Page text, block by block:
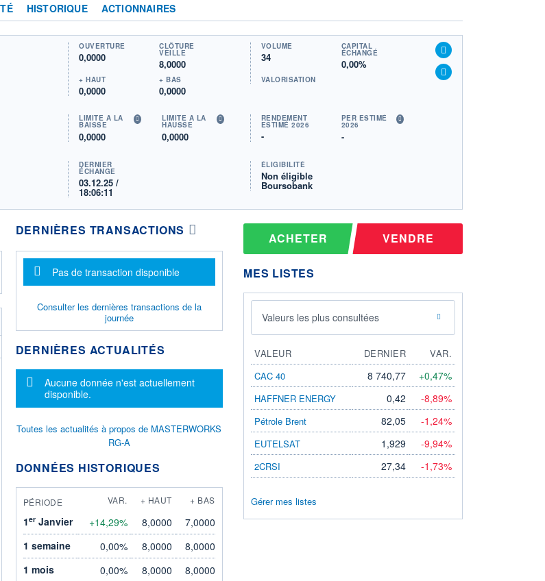
HISTORIQUE ACTIONNAIRES
OUVERTURE
0,0000
CLÔTURE
VEILLE
8,0000
+ HAUT
0,0000
+ BAS
0,0000
VOLUME
34
CAPITAL
ÉCHANGÉ
0,00%
VALORISATION
LIMITE À LA
BAISSE
0,0000
LIMITE À LA
HAUSSE
0,0000
RENDEMENT
ESTIMÉ 2026
-
PER ESTIMÉ
2026
-
DERNIER
ÉCHANGE
03.12.25 /
18:06:11
ÉLIGIBILITÉ
Non éligible
Boursobank
DERNIÈRES TRANSACTIONS
Message d'information
Pas de transaction disponible
Consulter les dernières transactions de la
journée
DERNIÈRES ACTUALITÉS
Message d'information
Aucune donnée n'est actuellement
disponible.
Toutes les actualités à propos de MASTERWORKS
RG-A
DONNÉES HISTORIQUES
PÉRIODE VAR. + HAUT + BAS
1erJanvier +14,29% 8,0000
7,0000
1 semaine
0,00% 8,0000
8,0000
1 mois
0,00% 8,0000
8,0000
ACHETER VENDRE
MES LISTES
Valeurs les plus consultées
VALEUR DERNIER
VAR.
CAC 40
8 740,77 +0,47%
HAFFNER ENERGY 0,42 -8,89%
Pétrole Brent 82,05 -1,24%
EUTELSAT 1,929 -9,94%
2CRSI 27,34 -1,73%
Gérer mes listes